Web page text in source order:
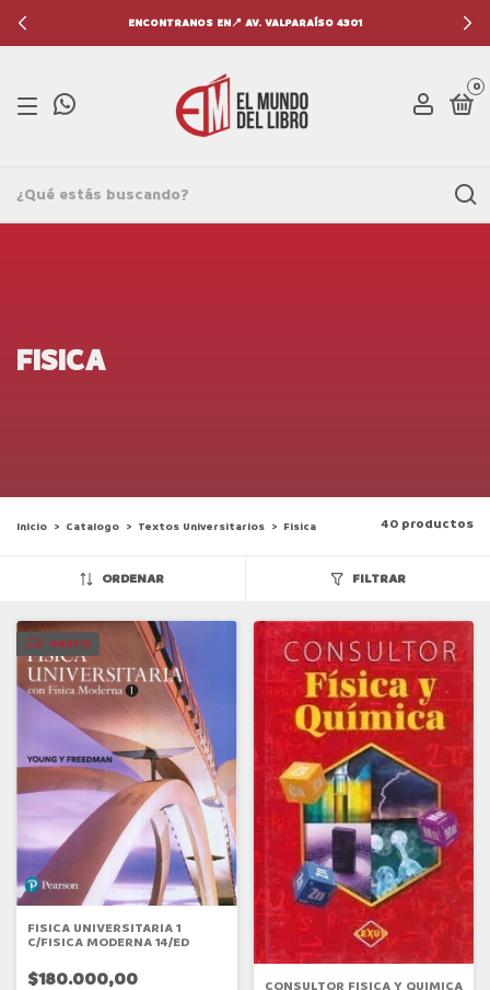
ENCONTRANOS EN📍 AV. VALPARAÍSO 4301
0
FISICA
Inicio > Catalogo > Textos Universitarios > Fisica 40 productos
ORDENAR FILTRAR
GRATIS
FISICA UNIVERSITARIA 1
C/FISICA MODERNA 14/ED
$180.000,00